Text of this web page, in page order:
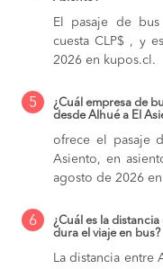
El pasaje de
cuesta CLP$ , y
2026 en kupos.cl.
5
¿Cuál empresa de
desde Alhué a El
ofrece el pasaje
Asiento, en
agosto de 2026
6
¿Cuál es la
dura el viaje en bus?
La distancia entre